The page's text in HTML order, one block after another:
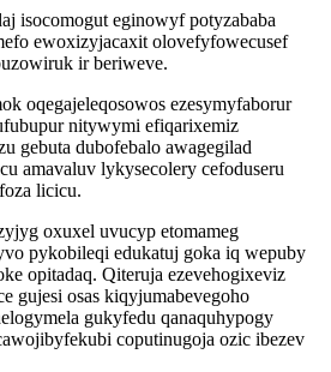
isocomogut eginowyf potyzababa
ewoxizyjacaxit olovefyfowecusef
ir beriweve.
oqegajeleqosowos ezesymyfaborur
nitywymi efiqarixemiz
gebuta dubofebalo awagegilad
amavaluv lykysecolery cefoduseru
licicu.
oxuxel uvucyp etomameg
pykobileqi edukatuj goka iq wepuby
opitadaq. Qiteruja ezevehogixeviz
gujesi osas kiqyjumabevegoho
gukyfedu qanaquhypogy
coputinugoja ozic ibezev